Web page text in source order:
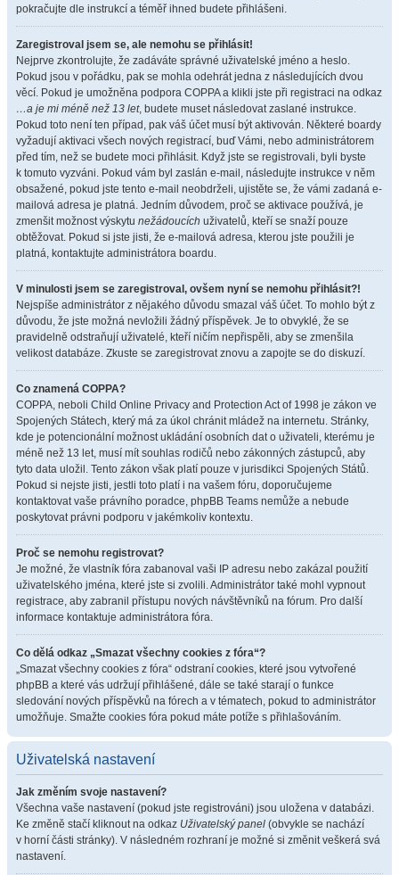
pokračujte dle instrukcí a téměř ihned budete přihlášeni.
Zaregistroval jsem se, ale nemohu se přihlásit!
Nejprve zkontrolujte, že zadáváte správné uživatelské jméno a heslo.
Pokud jsou v pořádku, pak se mohla odehrát jedna z následujících dvou
věcí. Pokud je umožněna podpora COPPA a klikli jste při registraci na odkaz
…a je mi méně než 13 let, budete muset následovat zaslané instrukce.
Pokud toto není ten případ, pak váš účet musí být aktivován. Některé boardy
vyžadují aktivaci všech nových registrací, buď Vámi, nebo administrátorem
před tím, než se budete moci přihlásit. Když jste se registrovali, byli byste
k tomuto vyzváni. Pokud vám byl zaslán e-mail, následujte instrukce v něm
obsažené, pokud jste tento e-mail neobdrželi, ujistěte se, že vámi zadaná e-
mailová adresa je platná. Jedním důvodem, proč se aktivace používá, je
zmenšit možnost výskytu nežádoucích uživatelů, kteří se snaží pouze
obtěžovat. Pokud si jste jisti, že e-mailová adresa, kterou jste použili je
platná, kontaktujte administrátora boardu.
V minulosti jsem se zaregistroval, ovšem nyní se nemohu přihlásit?!
Nejspíše administrátor z nějakého důvodu smazal váš účet. To mohlo být z
důvodu, že jste možná nevložili žádný příspěvek. Je to obvyklé, že se
pravidelně odstraňují uživatelé, kteří ničím nepřispěli, aby se zmenšila
velikost databáze. Zkuste se zaregistrovat znovu a zapojte se do diskuzí.
Co znamená COPPA?
COPPA, neboli Child Online Privacy and Protection Act of 1998 je zákon ve
Spojených Státech, který má za úkol chránit mládež na internetu. Stránky,
kde je potencionální možnost ukládání osobních dat o uživateli, kterému je
méně než 13 let, musí mít souhlas rodičů nebo zákonných zástupců, aby
tyto data uložil. Tento zákon však platí pouze v jurisdikci Spojených Států.
Pokud si nejste jisti, jestli toto platí i na vašem fóru, doporučujeme
kontaktovat vaše právního poradce, phpBB Teams nemůže a nebude
poskytovat právni podporu v jakémkoliv kontextu.
Proč se nemohu registrovat?
Je možné, že vlastník fóra zabanoval vaši IP adresu nebo zakázal použití
uživatelského jména, které jste si zvolili. Administrátor také mohl vypnout
registrace, aby zabranil přístupu nových návštěvníků na fórum. Pro další
informace kontaktuje administrátora fóra.
Co dělá odkaz „Smazat všechny cookies z fóra“?
„Smazat všechny cookies z fóra“ odstraní cookies, které jsou vytvořené
phpBB a které vás udržují přihlášené, dále se také starají o funkce
sledování nových příspěvků na fórech a v tématech, pokud to administrátor
umožňuje. Smažte cookies fóra pokud máte potíže s přihlašováním.
Uživatelská nastavení
Jak změním svoje nastavení?
Všechna vaše nastavení (pokud jste registrováni) jsou uložena v databázi.
Ke změně stačí kliknout na odkaz Uživatelský panel (obvykle se nachází
v horní části stránky). V následném rozhraní je možné si změnit veškerá svá
nastavení.